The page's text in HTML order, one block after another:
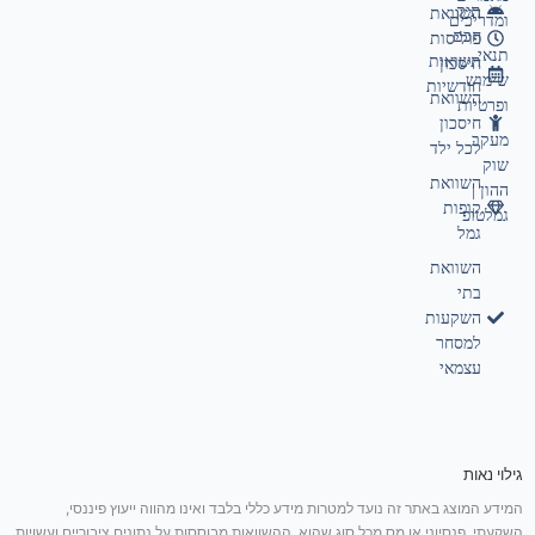
השוואת
פוליסות
חיסכון
השוואת
חיסכון
לכל ילד
השוואת
קופות
גמל
השוואת
בתי
השקעות
למסחר
עצמאי
ומדריכים
תנאי
שימוש
ופרטיות
מעקב
שוק
ההון |
גמלטופ
תיק
חכם
תשואות
חודשיות
גילוי נאות
המידע המוצג באתר זה נועד למטרות מידע כללי בלבד ואינו מהווה ייעוץ פיננסי,